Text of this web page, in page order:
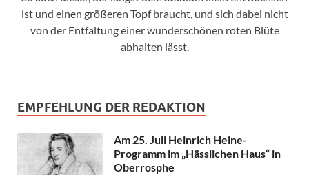
ist und einen größeren Topf braucht, und sich dabei nicht
von der Entfaltung einer wunderschönen roten Blüte
abhalten lässt.
EMPFEHLUNG DER REDAKTION
Am 25. Juli Heinrich Heine-
Programm im „Hässlichen Haus“ in
Oberrosphe